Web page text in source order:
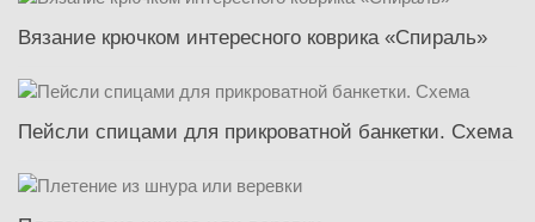
Вязание крючком интересного коврика «Спираль»
Пейсли спицами для прикроватной банкетки. Схема